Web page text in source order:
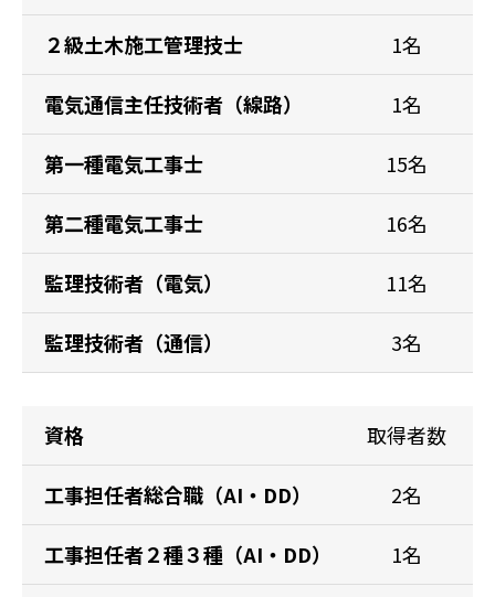
２級土木施工管理技士 1名
電気通信主任技術者 （線路） 1名
第一種電気工事士 15名
第二種電気工事士 16名
監理技術者（電気） 11名
監理技術者（通信） 3名
資格 取得者数
工事担任者総合職 （AI・DD） 2名
工事担任者２種３種 （AI・DD） 1名